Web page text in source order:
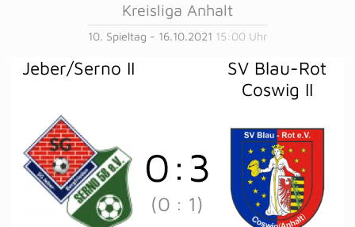
Kreisliga Anhalt
10. Spieltag - 16.10.2021 15:00 Uhr
Jeber/Serno II
SV Blau-Rot
Coswig II
0 : 3
(0 : 1)